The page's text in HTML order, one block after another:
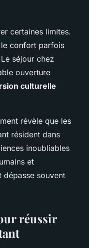
certaines limites.
le confort parfois
séjour chez
ouverture
culturelle
révèle que les
résident dans
inoubliables
et
souvent
réussir